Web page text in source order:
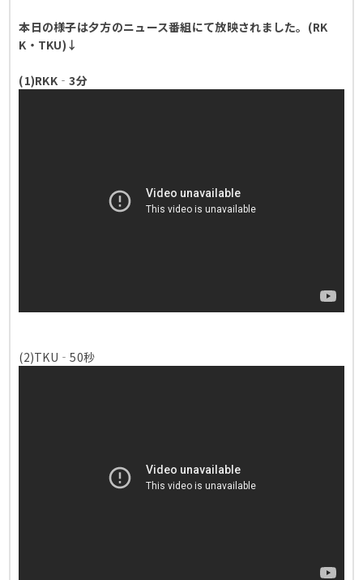
本日の様子は夕方のニュース番組にて放映されました。(RK
K・TKU)↓
(1)RKK‐3分
(2)TKU‐50秒